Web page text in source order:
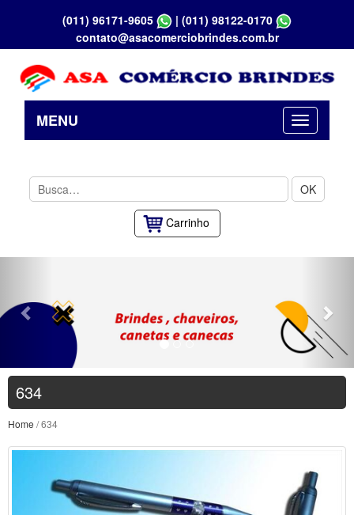
(011) 96171-9605 | (011) 98122-0170
contato@asacomerciobrindes.com.br
MENU
OK
Carrinho
634
Home / 634